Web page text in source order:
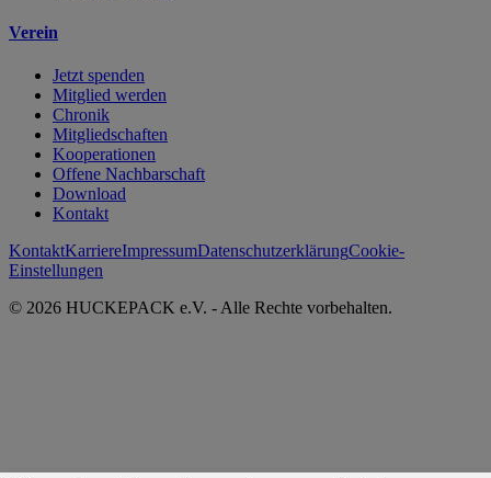
Verein
Jetzt spenden
Mitglied werden
Chronik
Mitgliedschaften
Kooperationen
Offene Nachbarschaft
Download
Kontakt
KontaktKarriereImpressumDatenschutzerklärungCookie-
Einstellungen
© 2026 HUCKEPACK e.V. - Alle Rechte vorbehalten.